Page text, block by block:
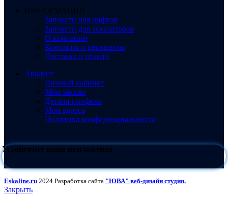
ИНФОРМАЦИЯ
Запчасти для лифтов
Запчасти для эскалаторов
О компании
Контакты и реквизиты
Доставка и оплата
Аккаунт
Личный кабинет
Мои заказы
Детали профиля
Мои адреса
Политика конфиденциальности
Установите наше приложение
Eskaline.ru 2024 Разработка сайта "ЮВА" веб-дизайн студия.
Закрыть